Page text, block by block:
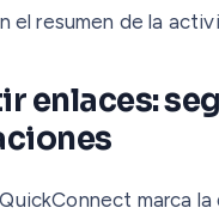
el resumen de la
enlaces:
marca la